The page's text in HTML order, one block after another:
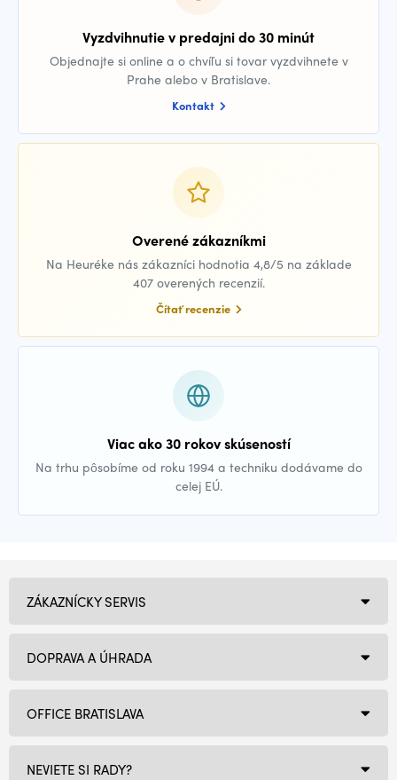
Vyzdvihnutie v predajni do 30 minút
Objednajte si online a o chvíľu si tovar vyzdvihnete v
Prahe alebo v Bratislave.
Kontakt
Overené zákazníkmi
Na Heuréke nás zákazníci hodnotia 4,8/5 na základe
407 overených recenzií.
Čítať recenzie
Viac ako 30 rokov skúseností
Na trhu pôsobíme od roku 1994 a techniku dodávame do
celej EÚ.
OFFICE BRATISLAVA
NEVIETE SI RADY?
ZÁKAZNÍCKY SERVIS
DOPRAVA A ÚHRADA